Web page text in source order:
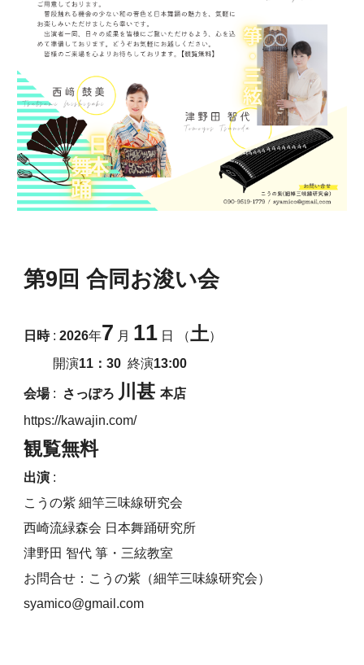
第9回 合同お浚い会
日時:2026年7 月 11 日 （土）
開演11：30 終演13:00
会場: さっぽろ 川甚本店
https://kawajin.com/
観覧無料
出演 :
こうの紫 細竿三味線研究会
西崎流緑森会 日本舞踊研究所
津野田 智代 箏・三絃教室
お問合せ：こうの紫（細竿三味線研究会）
syamico@gmail.com